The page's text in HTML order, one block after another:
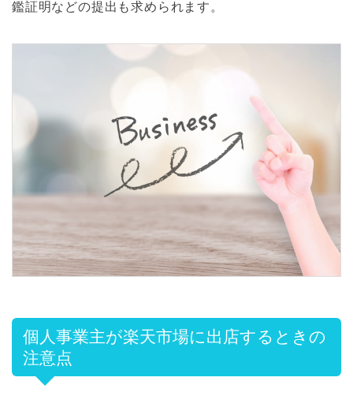
鑑証明などの提出も求められます。
個人事業主が楽天市場に出店するときの
注意点